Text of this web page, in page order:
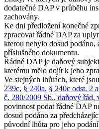
dodatečné DAP v průběhu
zachovány.
Ke dni předložení konečné
zpracovat řádné DAP za
kterou nebylo dosud podáno,
příslušného dokumentu.
Řádné DAP je daňový
kterému mělo dojít k jeho
Ve stejných lhůtách, které
239c, § 240a, § 240c odst. 2
č. 280/2009 Sb., daňový řád,
povinnost podat řádné DAP
dosud podáno za
původní lhůta pro jeho